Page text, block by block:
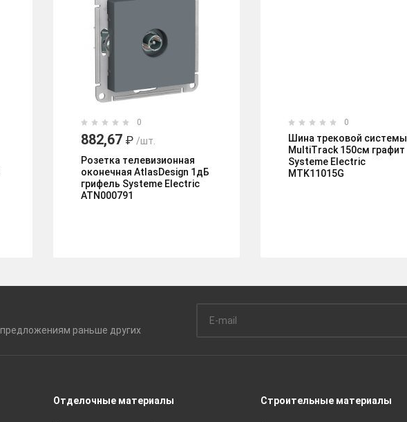
0
882,67 ₽ /шт.
Розетка телевизионная
оконечная AtlasDesign 1дБ
грифель Systeme Electric
ATN000791
0
Шина трековой системы
MultiTrack 150см графит
Systeme Electric
MTK11015G
предложениям раньше других
Отделочные материалы Строительные материалы